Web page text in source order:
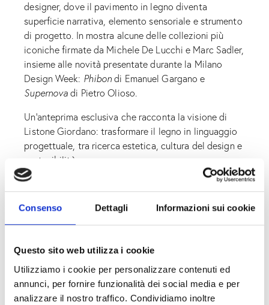
Consenso Dettagli Informazioni sui cookie
Questo sito web utilizza i cookie
Utilizziamo i cookie per personalizzare contenuti ed
annunci, per fornire funzionalità dei social media e per
analizzare il nostro traffico. Condividiamo inoltre
designer, dove il pavimento in legno diventa
superficie narrativa, elemento sensoriale e strumento
di progetto. In mostra alcune delle collezioni più
iconiche firmate da Michele De Lucchi e Marc Sadler,
insieme alle novità presentate durante la Milano
Design Week: Phibondi Emanuel Gargano e
Supernovadi Pietro Olioso.
Un’anteprima esclusiva che racconta la visione di
Listone Giordano: trasformare il legno in linguaggio
progettuale, tra ricerca estetica, cultura del design e
sostenibilità.